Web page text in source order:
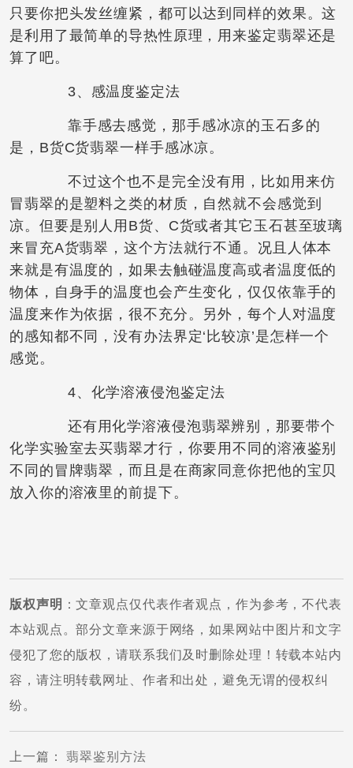
只要你把头发丝缠紧，都可以达到同样的效果。这
是利用了最简单的导热性原理，用来鉴定翡翠还是
算了吧。
3、感温度鉴定法
靠手感去感觉，那手感冰凉的玉石多的
是，B货C货翡翠一样手感冰凉。
不过这个也不是完全没有用，比如用来仿
冒翡翠的是塑料之类的材质，自然就不会感觉到
凉。但要是别人用B货、C货或者其它玉石甚至玻璃
来冒充A货翡翠，这个方法就行不通。况且人体本
来就是有温度的，如果去触碰温度高或者温度低的
物体，自身手的温度也会产生变化，仅仅依靠手的
温度来作为依据，很不充分。另外，每个人对温度
的感知都不同，没有办法界定‘比较凉’是怎样一个
感觉。
4、化学溶液侵泡鉴定法
还有用化学溶液侵泡翡翠辨别，那要带个
化学实验室去买翡翠才行，你要用不同的溶液鉴别
不同的冒牌翡翠，而且是在商家同意你把他的宝贝
放入你的溶液里的前提下。
版权声明 ：文章观点仅代表作者观点，作为参考，不代表
本站观点。部分文章来源于网络，如果网站中图片和文字
侵犯了您的版权，请联系我们及时删除处理！转载本站内
容，请注明转载网址、作者和出处，避免无谓的侵权纠
纷。
上一篇 ：翡翠鉴别方法